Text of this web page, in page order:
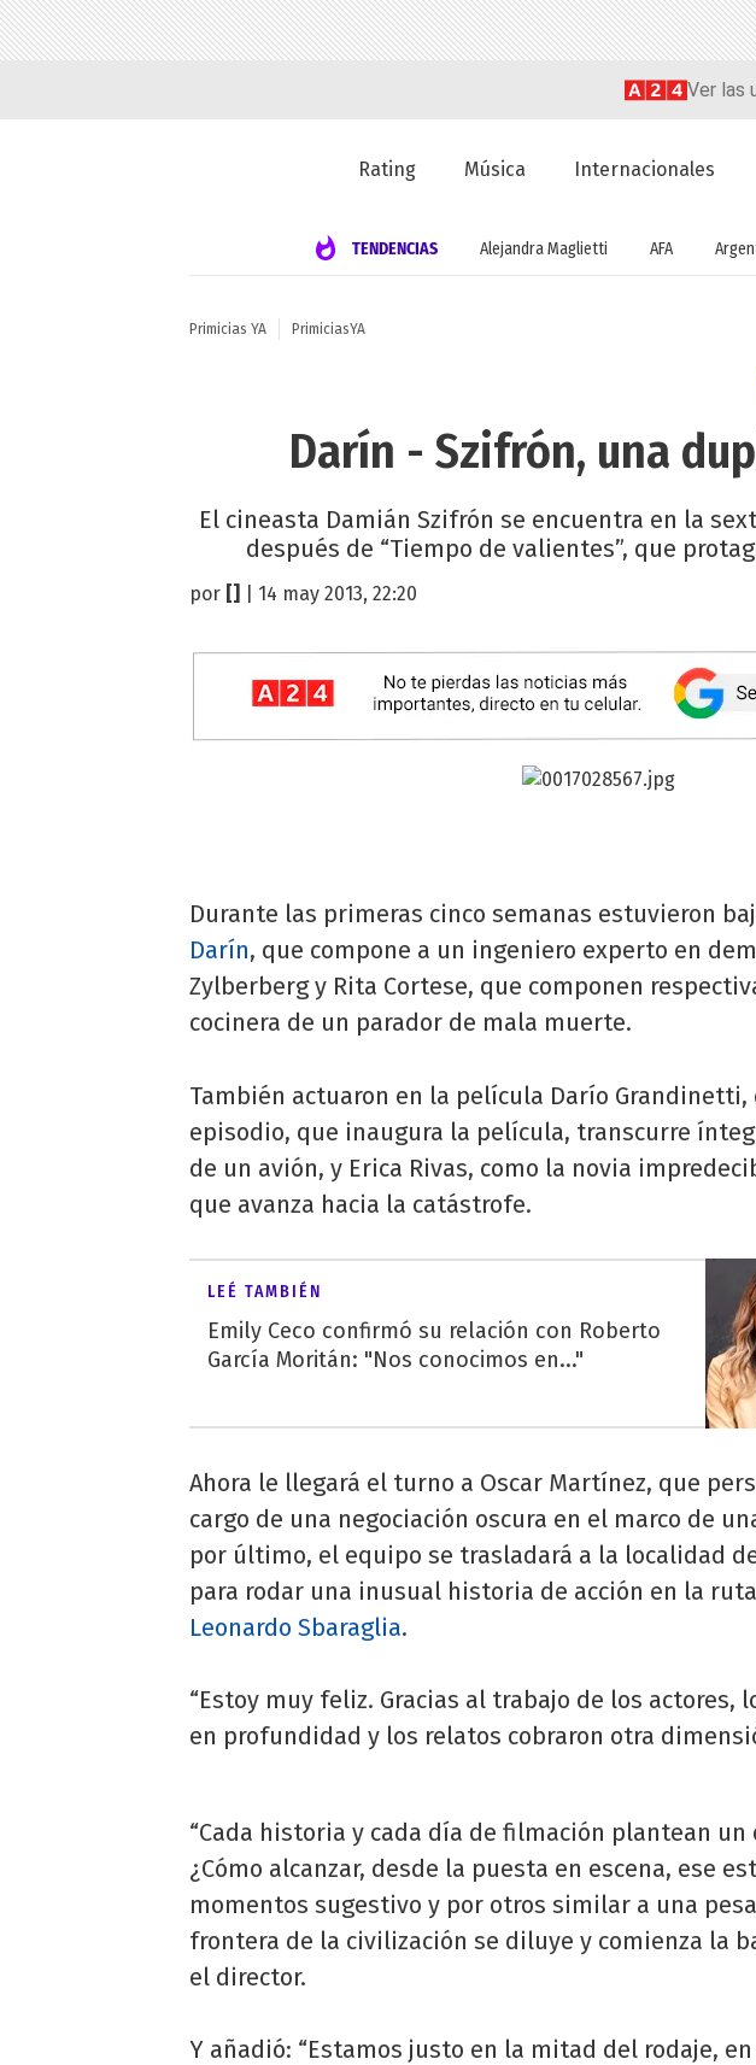
Ver las
Rating Música Internacionales
TENDENCIAS Alejandra Maglietti AFA
Primicias YA PrimiciasYA
Darín - Szifrón, una
El cineasta Damián Szifrón se encuentra en la
después de “Tiempo de valientes”, que
por | 14 may 2013, 22:20
Durante las primeras cinco semanas estuvieron
Darín, que compone a un ingeniero experto en
Zylberberg y Rita Cortese, que componen
cocinera de un parador de mala muerte.
También actuaron en la película Darío Grandinetti,
episodio, que inaugura la película, transcurre
de un avión, y Erica Rivas, como la novia
que avanza hacia la catástrofe.
LEÉ TAMBIÉN
Emily Ceco confirmó su relación con Roberto
García Moritán: "Nos conocimos en..."
Ahora le llegará el turno a Oscar Martínez, que
cargo de una negociación oscura en el marco de
por último, el equipo se trasladará a la localidad
para rodar una inusual historia de acción en la
Leonardo Sbaraglia.
“Estoy muy feliz. Gracias al trabajo de los actores,
en profundidad y los relatos cobraron otra
“Cada historia y cada día de filmación plantean
¿Cómo alcanzar, desde la puesta en escena, ese
momentos sugestivo y por otros similar a una
frontera de la civilización se diluye y comienza la
el director.
Y añadió: “Estamos justo en la mitad del rodaje,